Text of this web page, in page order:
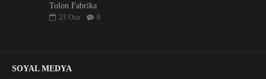
Tolon Fabrika
23 Oca 0
SOYAL MEDYA